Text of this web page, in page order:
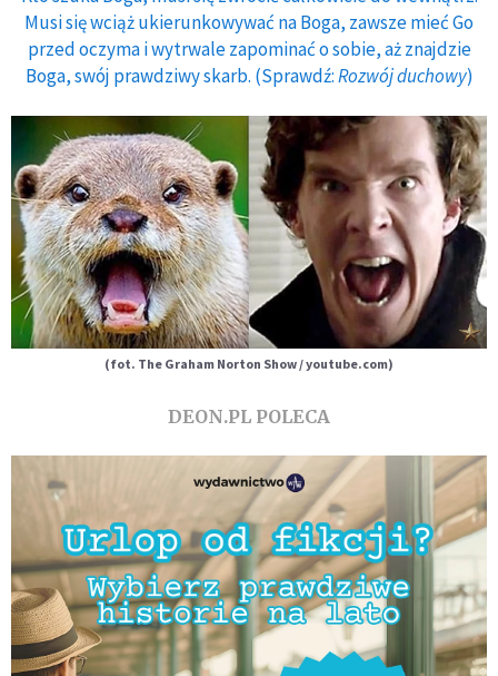
Musi się wciąż ukierunkowywać na Boga, zawsze mieć Go
przed oczyma i wytrwale zapominać o sobie, aż znajdzie
Boga, swój prawdziwy skarb. (Sprawdź:Rozwój duchowy)
(fot. The Graham Norton Show / youtube.com)
DEON.PL POLECA